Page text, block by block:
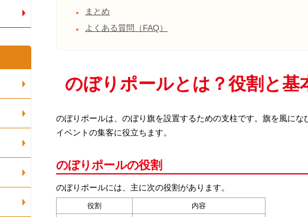
まとめ
よくある質問（FAQ）
のぼりポールとは？役割と基
のぼりポールは、のぼり旗を設置するための支柱です。旗を風に
イベントの集客に役立ちます。
のぼりポールの役割
のぼりポールには、主に次の役割があります。
役割
内容